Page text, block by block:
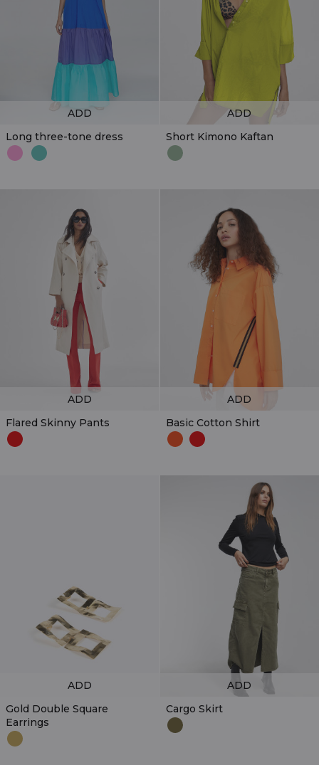
Long three-tone dress
ADD
Short Kimono Kaftan
ADD
Flared Skinny Pants
ADD
Basic Cotton Shirt
ADD
Gold Double Square
Earrings
ADD
Cargo Skirt
ADD